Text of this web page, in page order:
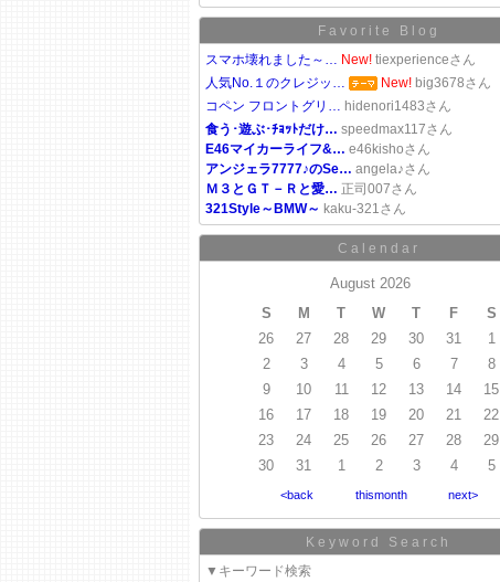
Favorite Blog
スマホ壊れました～… New! tiexperienceさん
人気No.１のクレジッ…
New! big3678さん
コペン フロントグリ… hidenori1483さん
食う･遊ぶ･ﾁｮｯﾄだけ… speedmax117さん
E46マイカーライフ&… e46kishoさん
アンジェラ7777♪のSe… angela♪さん
Ｍ３とＧＴ－Ｒと愛… 正司007さん
321Style～BMW～ kaku-321さん
Calendar
August 2026
S
M T W T F
S
26
27 28 29 30 31
1
2
3 4 5 6 7
8
9
10 11 12 13 14
15
16
17 18 19 20 21
22
23
24 25 26 27 28
29
30
31 1 2 3 4 5
<back thismonth next>
Keyword Search
▼キーワード検索